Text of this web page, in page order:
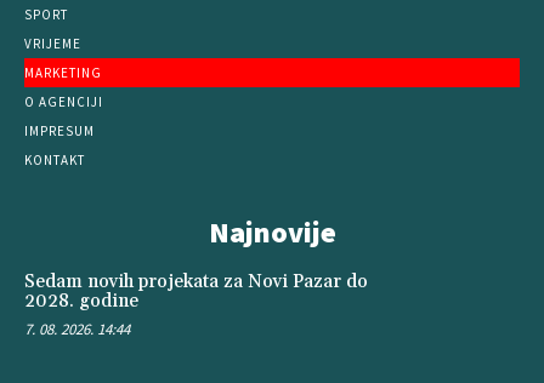
SPORT
VRIJEME
MARKETING
O AGENCIJI
IMPRESUM
KONTAKT
Najnovije
Sedam novih projekata za Novi Pazar do
2028. godine
7. 08. 2026. 14:44